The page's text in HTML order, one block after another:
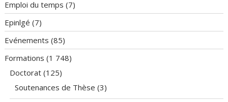
Emploi du temps (7)
Epinlgé (7)
Evénements (85)
Formations (1 748)
Doctorat (125)
Soutenances de Thèse (3)